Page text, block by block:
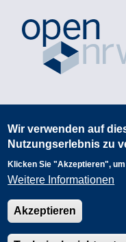
Wir verwenden auf
Nutzungserlebnis zu
Klicken Sie "Akzeptieren",
Weitere Informationen
Akzeptieren